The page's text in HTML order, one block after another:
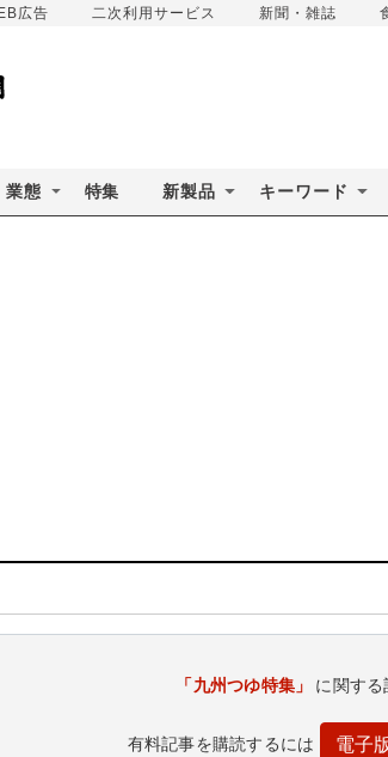
広告 二次利用サービス 新聞・雑誌
業態 特集 新製品 キーワード
「九州つゆ特集」 に関する
有料記事を購読するには 電子